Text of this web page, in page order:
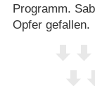
Programm.
Opfer gefallen.